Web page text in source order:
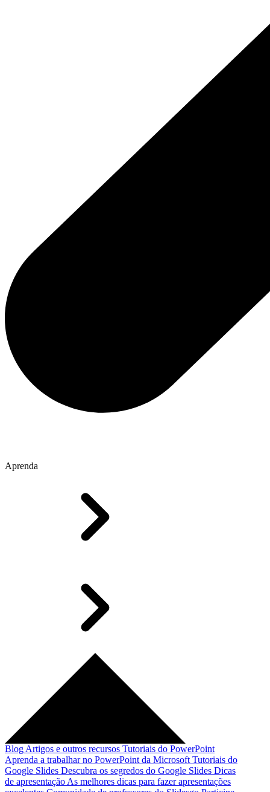
Aprenda
Blog Artigos e outros recursos Tutoriais do PowerPoint
Aprenda a trabalhar no PowerPoint da Microsoft Tutoriais do
Google Slides Descubra os segredos do Google Slides Dicas
de apresentação As melhores dicas para fazer apresentações